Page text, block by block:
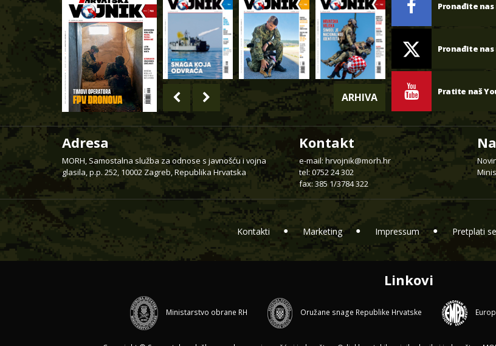
ARHIVA
Pronađite
Pronađite nas
Pratite naš
Adresa
MORH, Samostalna služba za odnose s javnošću i vojna
glasila, p.p. 252, 10002 Zagreb, Republika Hrvatska
Kontakt
e-mail: hrvojnik@morh.hr
tel: 0752 24 302
fax: 385 1/3784 322
Kontakti Marketing Impressum Pretplati se
Linkovi
Ministarstvo obrane RH Oružane snage Republike Hrvatske